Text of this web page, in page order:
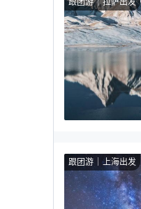
跟团游 拉萨出发
跟团游 上海出发